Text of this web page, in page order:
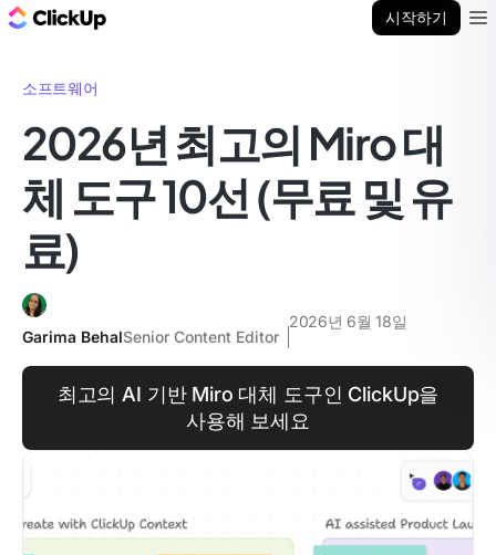
시작하기
소프트웨어
2026년 최고의 Miro 대
체 도구 10선 (무료 및 유
료)
Garima BehalSenior Content Editor
2026년 6월 18일
최고의 AI 기반 Miro 대체 도구인 ClickUp을
사용해 보세요